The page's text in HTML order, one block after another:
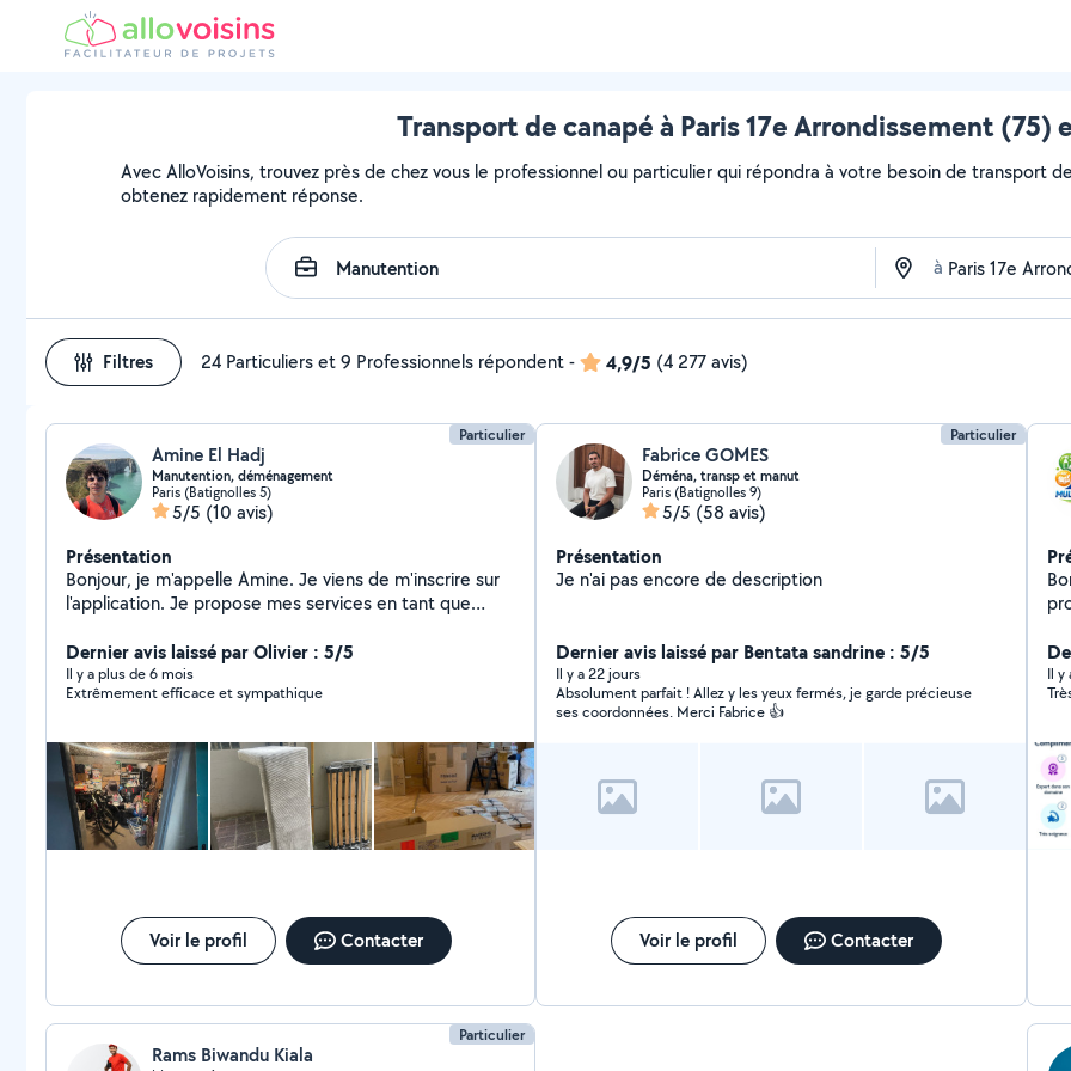
Transport de canapé à Paris 17e Arrondissement (75)
Avec AlloVoisins, trouvez près de chez vous le professionnel ou particulier qui répondra à votre besoin de transport
obtenez rapidement réponse.
à
Filtres 24 Particuliers et 9 Professionnels répondent- 4,9/5 (4 277 avis)
Particulier
Amine El Hadj
Manutention, déménagement
Paris (Batignolles 5)
5/5 (10 avis)
Présentation
Bonjour, je m'appelle Amine. Je viens de m'inscrire sur
l'application. Je propose mes services en tant que
commandes et bricoleur professionnel. Je suis
autonome, efficace et soigneux, notamment pour
l'installation de matériel, le montage de meubles et les
si vous avez besoin d'aide pour un déménagement, des
travaux ou de la préparation de commandes. Merci et
à bientôt !
Dernier avis laissé par Olivier : 5/5
Il y a plus de 6 mois
Extrêmement efficace et sympathique
Voir le profil Contacter
Particulier
Fabrice GOMES
Déména, transp et manut
Paris (Batignolles 9)
5/5 (58 avis)
Présentation
Je n'ai pas encore de description
Dernier avis laissé par Bentata sandrine : 5/5
Il y a 22 jours
Absolument parfait ! Allez y les yeux fermés, je garde précieuse
ses coordonnées. Merci Fabrice 👍
Voir le profil Contacter
dans
d'animaux
vos
Il y
Particulier
Rams Biwandu Kiala